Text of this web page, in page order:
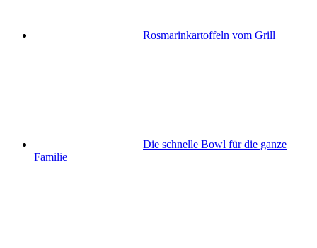
Rosmarinkartoffeln vom Grill
Die schnelle Bowl für die ganze
Familie